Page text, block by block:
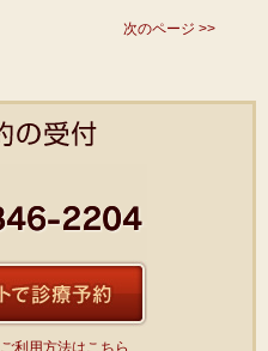
次のページ >>
ご利用方法はこちら